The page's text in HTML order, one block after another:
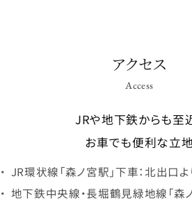
アクセス
Access
JRや地下鉄からも至
お車でも便利な立地
JR環状線「森ノ宮駅」下車：北出口
地下鉄中央線・長堀鶴見緑地線「森